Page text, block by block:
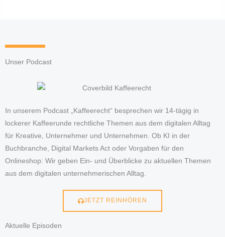
Unser Podcast
In unserem Podcast „Kaffeerecht“ besprechen wir 14-tägig in
lockerer Kaffeerunde rechtliche Themen aus dem digitalen Alltag
für Kreative, Unternehmer und Unternehmen. Ob KI in der
Buchbranche, Digital Markets Act oder Vorgaben für den
Onlineshop: Wir geben Ein- und Überblicke zu aktuellen Themen
aus dem digitalen unternehmerischen Alltag.
JETZT REINHÖREN
Aktuelle Episoden